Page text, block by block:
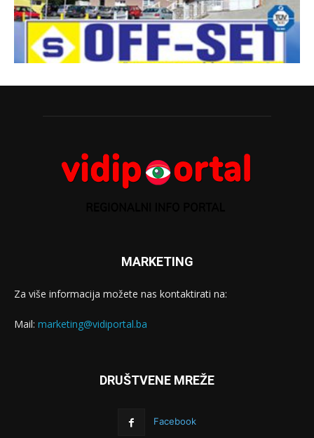
MARKETING
Za više informacija možete nas kontaktirati na:
Mail: marketing@vidiportal.ba
DRUŠTVENE MREŽE
Facebook